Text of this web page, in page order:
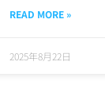
READ MORE »
2025年8月22日